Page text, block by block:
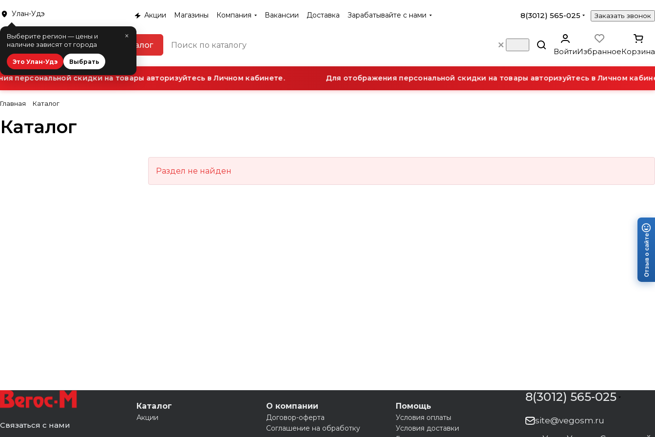
Улан-Удэ
×
Выберите регион — цены и
наличие зависят от города
Это Улан-Удэ Выбрать
Акции Магазины Компания Вакансии Доставка Зарабатывайте с нами 8(3012) 565-025 Заказать звонок
Каталог
ВойтиИзбранноеКорзина
персональной скидки на товары авторизуйтесь в Личном кабинете. Для отображения персональной скидки на товары авторизуйтесь в Личном
Главная Каталог
Каталог
Раздел не найден
Связаться с нами
Каталог
Акции
О компании
Договор-оферта
Соглашение на обработку
Помощь
Условия оплаты
Условия доставки
8(3012) 565-025
site@vegosm.ru
Отзыв о сайте